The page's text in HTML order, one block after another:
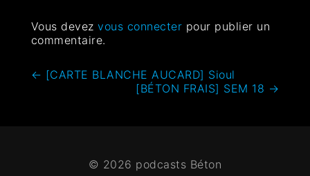
Vous devezvous connecter pour publier un
commentaire.
← [CARTE BLANCHE AUCARD] Sioul
[BÉTON FRAIS] SEM 18 →
© 2026 podcasts Béton